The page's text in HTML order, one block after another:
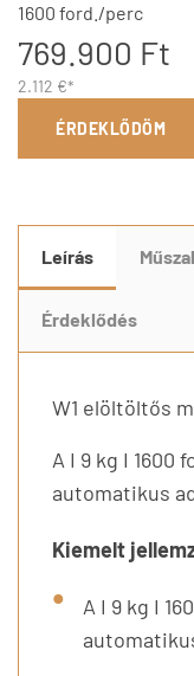
1600 ford./perc
769.900 Ft
2.112 €*
ÉRDEKLŐDÖM
Leírás
Érdeklődés
W1 elöltöltős
A I 9 kg I 1600
automatikus
Kiemelt
A I 9 kg I